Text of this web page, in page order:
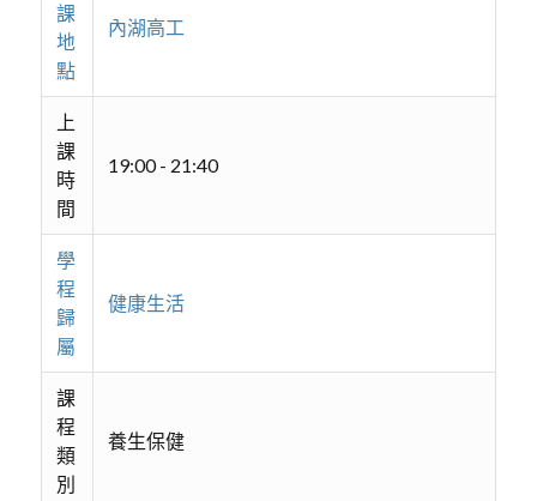
課
地
點
內湖高工
上
課
時
間
19:00 - 21:40
學
程
歸
屬
健康生活
課
程
類
別
養生保健